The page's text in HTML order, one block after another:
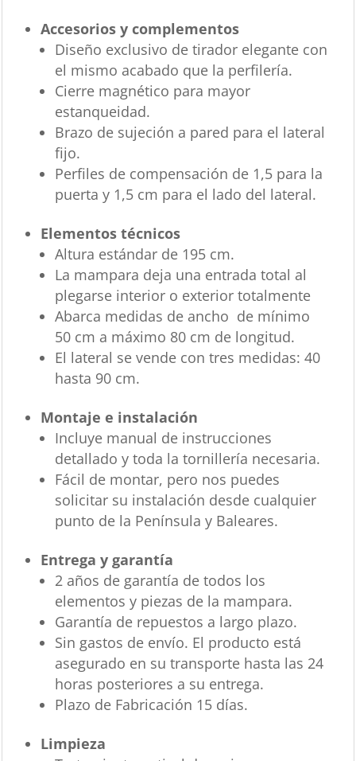
Accesorios y complementos
Diseño exclusivo de tirador elegante con
el mismo acabado que la perfilería.
Cierre magnético para mayor
estanqueidad.
Brazo de sujeción a pared para el lateral
fijo.
Perfiles de compensación de 1,5 para la
puerta y 1,5 cm para el lado del lateral.
Elementos técnicos
Altura estándar de 195 cm.
La mampara deja una entrada total al
plegarse interior o exterior totalmente
Abarca medidas de ancho de mínimo
50 cm a máximo 80 cm de longitud.
El lateral se vende con tres medidas: 40
hasta 90 cm.
Montaje e instalación
Incluye manual de instrucciones
detallado y toda la tornillería necesaria.
Fácil de montar, pero nos puedes
solicitar su instalación desde cualquier
punto de la Península y Baleares.
Entrega y garantía
2 años de garantía de todos los
elementos y piezas de la mampara.
Garantía de repuestos a largo plazo.
Sin gastos de envío. El producto está
asegurado en su transporte hasta las 24
horas posteriores a su entrega.
Plazo de Fabricación 15 días.
Limpieza